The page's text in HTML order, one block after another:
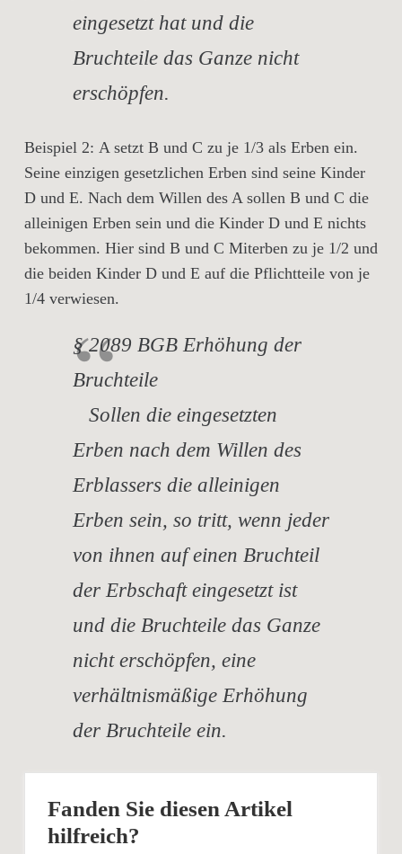
eingesetzt hat und die
Bruchteile das Ganze nicht
erschöpfen.
Beispiel 2: A setzt B und C zu je 1/3 als Erben ein.
Seine einzigen gesetzlichen Erben sind seine Kinder
D und E. Nach dem Willen des A sollen B und C die
alleinigen Erben sein und die Kinder D und E nichts
bekommen. Hier sind B und C Miterben zu je 1/2 und
die beiden Kinder D und E auf die Pflichtteile von je
1/4 verwiesen.
§ 2089 BGB Erhöhung der
Bruchteile
Sollen die eingesetzten
Erben nach dem Willen des
Erblassers die alleinigen
Erben sein, so tritt, wenn jeder
von ihnen auf einen Bruchteil
der Erbschaft eingesetzt ist
und die Bruchteile das Ganze
nicht erschöpfen, eine
verhältnismäßige Erhöhung
der Bruchteile ein.
Fanden Sie diesen Artikel
hilfreich?